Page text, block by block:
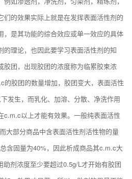
们的效果实际上就是在发挥表面活性剂的
，是其功能的综合效应或单一效应的具体
的理论，也因此要学习表面活性剂的知
胶团，出现胶团的浓度称为临累胶束浓
胶团的数量增加，胶团变大，表面活性
发生，而乳化、加溶、分散、净洗作用
c.m.c以上才能有效果。一般纯表面活性
大部分商品中含表面活性剂活性物的量
含固量为40%，因此析成商品其c.m.c大
剂浓度至少要超过0.5g/L才开始有胶团